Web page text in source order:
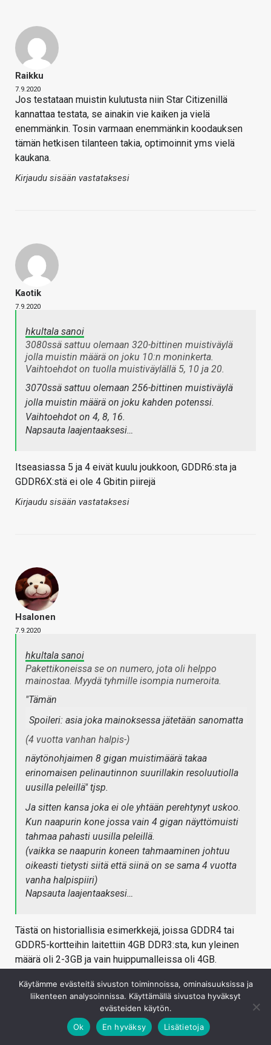
Raikku
7.9.2020
Jos testataan muistin kulutusta niin Star Citizenillä
kannattaa testata, se ainakin vie kaiken ja vielä
enemmänkin. Tosin varmaan enemmänkin koodauksen
tämän hetkisen tilanteen takia, optimoinnit yms vielä
kaukana.
Kirjaudu sisään vastataksesi
Kaotik
7.9.2020
hkultala sanoi
3080ssä sattuu olemaan 320-bittinen muistiväylä
jolla muistin määrä on joku 10:n moninkerta.
Vaihtoehdot on tuolla muistiväylällä 5, 10 ja 20.
3070ssä sattuu olemaan 256-bittinen muistiväylä
jolla muistin määrä on joku kahden potenssi.
Vaihtoehdot on 4, 8, 16.
Napsauta laajentaaksesi…
Itseasiassa 5 ja 4 eivät kuulu joukkoon, GDDR6:sta ja
GDDR6X:stä ei ole 4 Gbitin piirejä
Kirjaudu sisään vastataksesi
Hsalonen
7.9.2020
hkultala sanoi
Pakettikoneissa se on numero, jota oli helppo
mainostaa. Myydä tyhmille isompia numeroita.
"Tämän
Spoileri: asia joka mainoksessa jätetään sanomatta
(4 vuotta vanhan halpis-)
näytönohjaimen 8 gigan muistimäärä takaa
erinomaisen pelinautinnon suurillakin resoluutiolla
uusilla peleillä" tjsp.
Ja sitten kansa joka ei ole yhtään perehtynyt uskoo.
Kun naapurin kone jossa vain 4 gigan näyttömuisti
tahmaa pahasti uusilla peleillä.
(vaikka se naapurin koneen tahmaaminen johtuu
oikeasti tietysti siitä että siinä on se sama 4 vuotta
vanha halpispiiri)
Napsauta laajentaaksesi…
Tästä on historiallisia esimerkkejä, joissa GDDR4 tai
GDDR5-kortteihin laitettiin 4GB DDR3:sta, kun yleinen
määrä oli 2-3GB ja vain huippumalleissa oli 4GB.
Kirjaudu sisään vastataksesi
Käytämme evästeitä sivuston toiminnoissa, ominaisuuksissa ja
liikenteen analysoinnissa. Käyttämällä sivustoa hyväksyt
evästeiden käytön.
Ok
En hyväksy Lisätietoja